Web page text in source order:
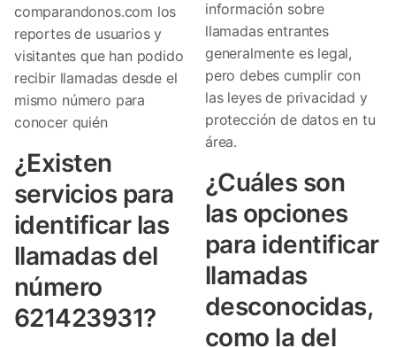
comparandonos.com los
reportes de usuarios y
visitantes que han podido
recibir llamadas desde el
mismo número para
conocer quién
¿Existen
servicios para
identificar las
llamadas del
número
621423931?
información sobre
llamadas entrantes
generalmente es legal,
pero debes cumplir con
las leyes de privacidad y
protección de datos en tu
área.
¿Cuáles son
las opciones
para identificar
llamadas
desconocidas,
como la del